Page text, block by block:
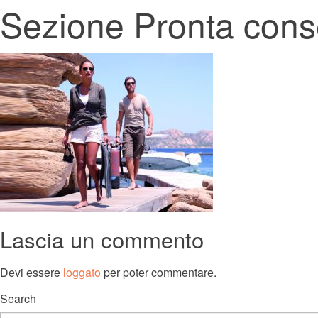
Sezione Pronta
Lascia un commento
Devi essere loggato per poter commentare.
Search